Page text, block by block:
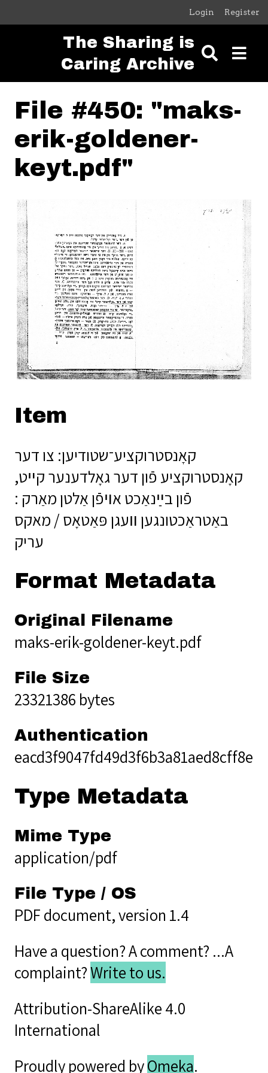
Skip to main content
Login Register
The Sharing is
Caring Archive
File #450: "maks-
erik-goldener-
keyt.pdf"
Item
קאָנסטרוקציע־שטודיען: צו דער
קאָנסטרוקציע פֿון דער גאָלדענער קײט,
פֿון בײַנאַכט אױפֿן אַלטן מאַרק :
באַטראַכטונגען װעגן פּאַטאָס / מאקס
עריק
Format Metadata
Original Filename
maks-erik-goldener-keyt.pdf
File Size
23321386 bytes
Authentication
eacd3f9047fd49d3f6b3a81aed8cff8e
Type Metadata
Mime Type
application/pdf
File Type / OS
PDF document, version 1.4
Have a question? A comment? ...A
complaint?Write to us.
Attribution-ShareAlike 4.0
International
Proudly powered byOmeka.